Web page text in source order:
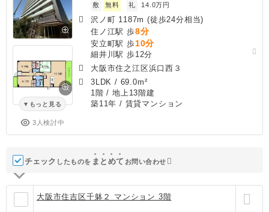
もっと見る
3人検討中
敷
無料 礼 14.0万円
沢ノ町 1187m (徒歩24分相当)
住ノ江駅 歩8分
安立町駅 歩10分
細井川駅 歩12分
大阪市住之江区浜口西３
3LDK / 69.0m²
1階 / 地上13階建
築11年 / 賃貸マンション
チェック したものを ま と めて お問い合わせ
大阪市住吉区千躰２ マンション 3階